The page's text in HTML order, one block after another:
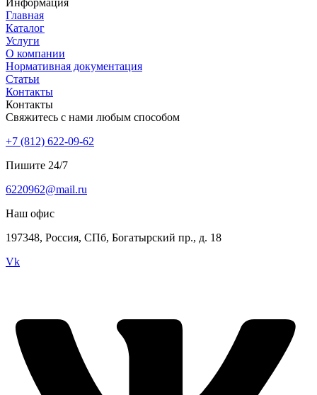
Главная
Каталог
Услуги
О компании
Нормативная документация
Статьи
Контакты
Контакты
Свяжитесь с нами любым способом
+7 (812) 622-09-62
Пишите 24/7
6220962@mail.ru
Наш офис
197348, Россия, СПб, Богатырский пр., д. 18
Vk